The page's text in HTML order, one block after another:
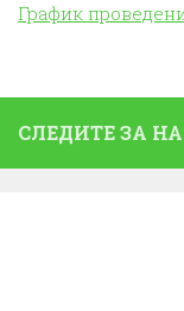
График
СЛЕДИТЕ ЗА